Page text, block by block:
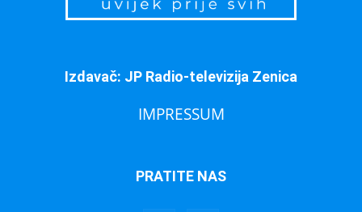
Izdavač: JP Radio-televizija Zenica
IMPRESSUM
PRATITE NAS